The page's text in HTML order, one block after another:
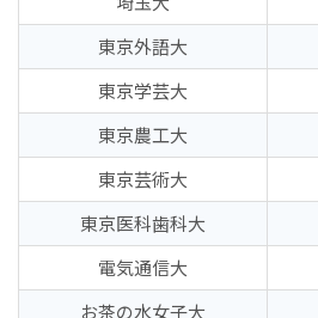
東京外語大
東京学芸大
東京農工大
東京芸術大
東京医科歯科大
電気通信大
お茶の水女子大